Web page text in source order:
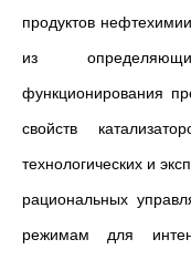
продуктов
из
функционирования
свойств
технологических и
рациональных
режимам для